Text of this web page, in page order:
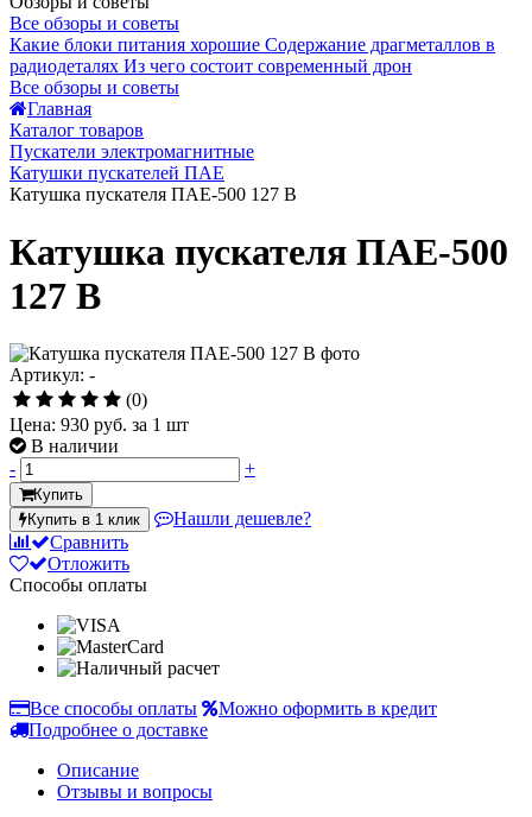
Все обзоры и советы
Какие блоки питания хорошие Содержание драгметаллов в
радиодеталях Из чего состоит современный дрон
Все обзоры и советы
Главная
Каталог товаров
Пускатели электромагнитные
Катушки пускателей ПАЕ
Катушка пускателя ПАЕ-500 127 В
Катушка пускателя ПАЕ-500
127 В
Артикул: -
(0)
Цена: 930 руб. за 1 шт
В наличии
-
+
Купить
Купить в 1 клик
Нашли дешевле?
Сравнить
Отложить
Способы оплаты
Все способы оплаты
Можно оформить в кредит
Подробнее о доставке
Описание
Отзывы и вопросы